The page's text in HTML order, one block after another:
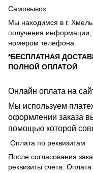
Самовывоз
Мы находимся в г.
получения информации,
номером телефона.
*БЕСПЛАТНАЯ
ПОЛНОЙ ОПЛАТОЙ
Онлайн оплата на
Мы используем
оформлении заказа
помощью которой
Оплата по реквизитам
После согласования
реквизиты счета.